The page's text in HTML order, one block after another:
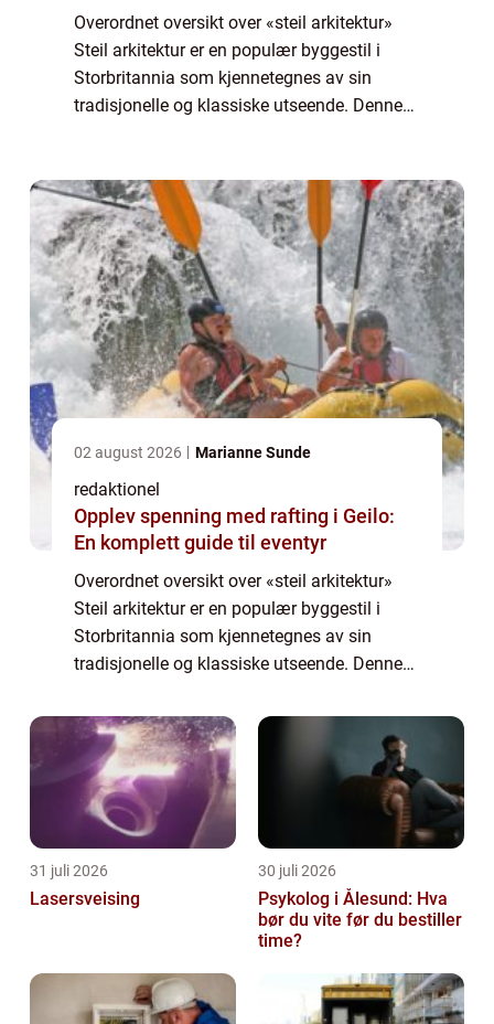
Overordnet oversikt over «steil arkitektur»
Steil arkitektur er en populær byggestil i
Storbritannia som kjennetegnes av sin
tradisjonelle og klassiske utseende. Denne
02 august 2026 Marianne Sunde
redaktionel
Opplev spenning med rafting i Geilo:
En komplett guide til eventyr
Overordnet oversikt over «steil arkitektur»
Steil arkitektur er en populær byggestil i
Storbritannia som kjennetegnes av sin
tradisjonelle og klassiske utseende. Denne
britiske landsbyene og bo...
31 juli 2026
Lasersveising
30 juli 2026
Psykolog i Ålesund: Hva
bør du vite før du bestiller
time?